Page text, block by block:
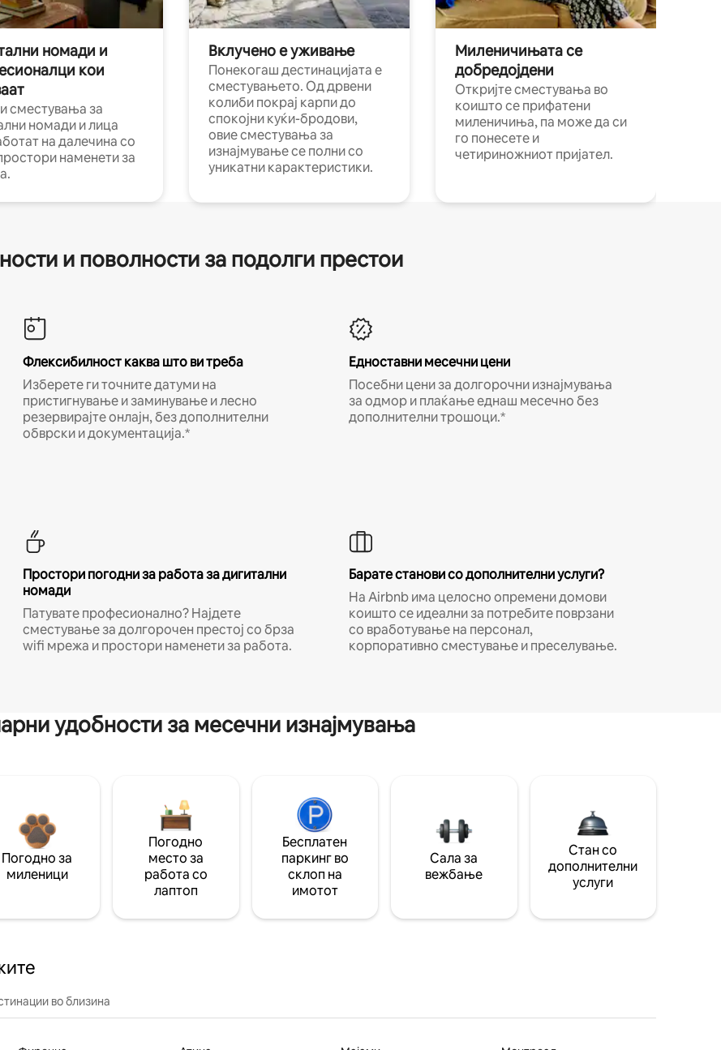
номади и
кои
сместувања за
номади и лица
на далечина со
наменети за
Вклучено е уживање
Понекогаш дестинацијата е
сместувањето. Од дрвени
колиби покрај карпи до
спокојни куќи-бродови,
овие сместувања за
изнајмување се полни со
уникатни карактеристики.
Миленичињата се
добредојдени
Откријте сместувања во
коишто се прифатени
миленичиња, па може да си
го понесете и
четириножниот пријател.
и поволности за подолги престои
Флексибилност каква што ви треба
Изберете ги точните датуми на
пристигнување и заминување и лесно
резервирајте онлајн, без дополнителни
обврски и документација.*
Едноставни месечни цени
Посебни цени за долгорочни изнајмувања
за одмор и плаќање еднаш месечно без
дополнителни трошоци.*
Простори погодни за работа за дигитални
номади
Патувате професионално? Најдете
сместување за долгорочен престој со брза
wifi мрежа и простори наменети за работа.
Барате станови со дополнителни услуги?
На Airbnb има целосно опремени домови
коишто се идеални за потребите поврзани
со вработување на персонал,
корпоративно сместување и преселување.
удобности за месечни изнајмувања
Погодно за
миленици
Погодно
место за
работа со
лаптоп
Бесплатен
паркинг во
склоп на
имотот
Сала за
вежбање
Стан со
дополнителни
услуги
во близина